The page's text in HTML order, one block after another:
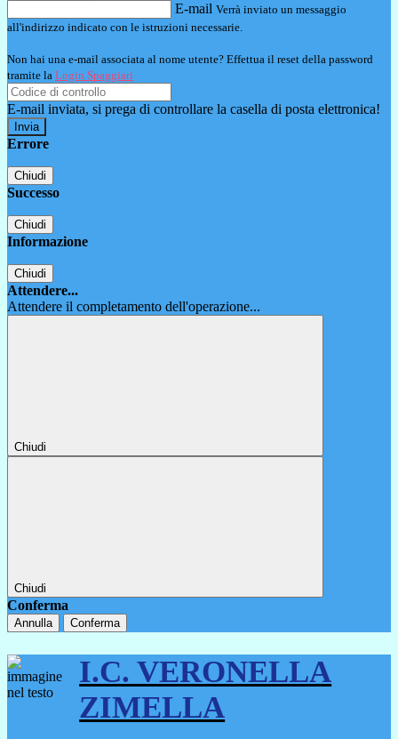
E-mail Verrà inviato un messaggio
all'indirizzo indicato con le istruzioni necessarie.
Non hai una e-mail associata al nome utente? Effettua il reset della password
tramite la Login Spaggiari
E-mail inviata, si prega di controllare la casella di posta elettronica!
Errore
Chiudi
Successo
Chiudi
Informazione
Chiudi
Attendere...
Attendere il completamento dell'operazione...
Chiudi
Chiudi
Conferma
Annulla Conferma
I.C. VERONELLA
ZIMELLA